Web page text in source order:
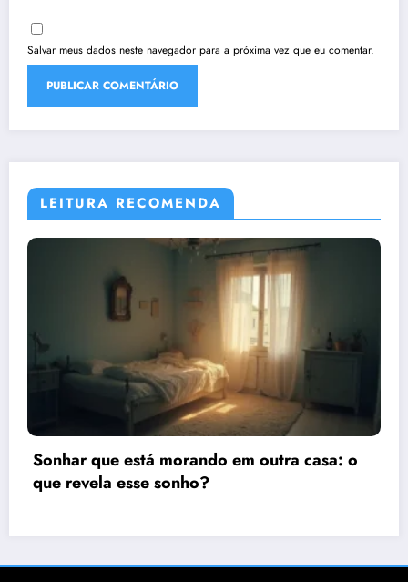
Salvar meus dados neste navegador para a próxima vez que eu comentar.
LEITURA RECOMENDA
casa: o
Sonhar que está viajando de
significado e interpretação